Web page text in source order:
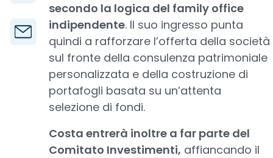
secondo la logica del family office
indipendente. Il suo ingresso punta
quindi a rafforzare l’offerta della società
sul fronte della consulenza patrimoniale
personalizzata e della costruzione di
portafogli basata su un’attenta
selezione di fondi.
Costa entrerà inoltre a far parte del
Comitato Investimenti, affiancando il